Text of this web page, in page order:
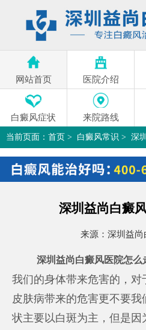
网站首页 医院介绍
白癜风症状 来院路线
当前页面： 首页 > 白癜风常识 > 深
深圳益尚白癜
来源： 深圳益尚
深圳益尚白癜风医院怎么
我们的身体带来危害的，
皮肤病带来的危害更不要
状主要以白斑为主，但是